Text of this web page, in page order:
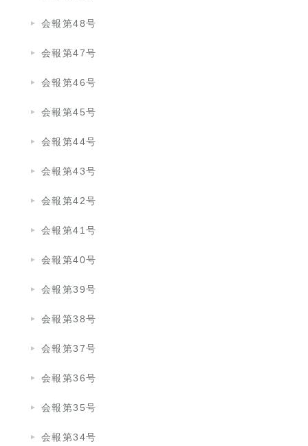
会報第48号
会報第47号
会報第46号
会報第45号
会報第44号
会報第43号
会報第42号
会報第41号
会報第40号
会報第39号
会報第38号
会報第37号
会報第36号
会報第35号
会報第34号